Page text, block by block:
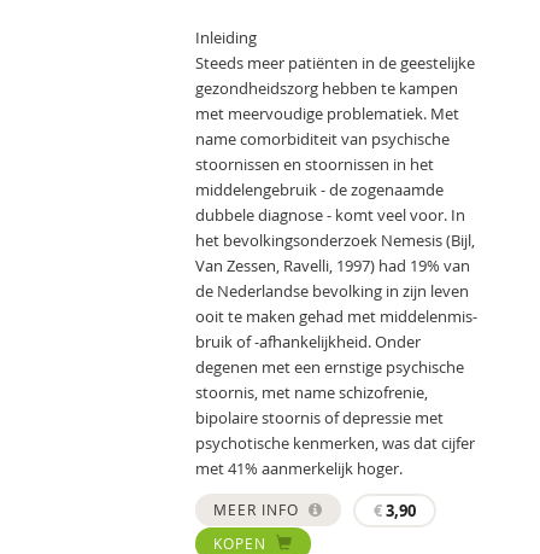
Inleiding
Steeds meer patiënten in de geestelijke
gezondheidszorg hebben te kampen
met meervoudige problematiek. Met
name comorbiditeit van psychische
stoornissen en stoornissen in het
middelengebruik - de zogenaamde
dubbele diagnose - komt veel voor. In
het bevolkingsonderzoek Nemesis (Bijl,
Van Zessen, Ravelli, 1997) had 19% van
de Nederlandse bevolking in zijn leven
ooit te maken gehad met middelenmis-
bruik of -afhankelijkheid. Onder
degenen met een ernstige psychische
stoornis, met name schizofrenie,
bipolaire stoornis of depressie met
psychotische kenmerken, was dat cijfer
met 41% aanmerkelijk hoger.
MEER INFO €3,90
KOPEN